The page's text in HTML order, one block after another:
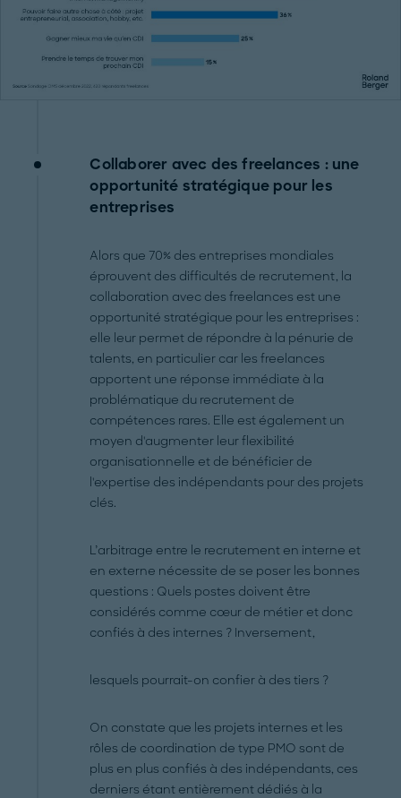
Collaborer avec des freelances : une
opportunité stratégique pour les
entreprises
Alors que 70% des entreprises mondiales
éprouvent des difficultés de recrutement, la
collaboration avec des freelances est une
opportunité stratégique pour les entreprises :
elle leur permet de répondre à la pénurie de
talents, en particulier car les freelances
apportent une réponse immédiate à la
problématique du recrutement de
compétences rares. Elle est également un
moyen d'augmenter leur flexibilité
organisationnelle et de bénéficier de
l'expertise des indépendants pour des projets
clés.
L’arbitrage entre le recrutement en interne et
en externe nécessite de se poser les bonnes
questions : Quels postes doivent être
considérés comme cœur de métier et donc
confiés à des internes ? Inversement,
lesquels pourrait-on confier à des tiers ?
On constate que les projets internes et les
rôles de coordination de type PMO sont de
plus en plus confiés à des indépendants, ces
derniers étant entièrement dédiés à la